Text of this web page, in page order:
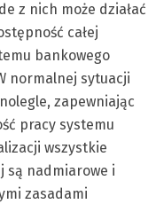
z nich może działać
całej
bankowego
normalnej sytuacji
zapewniając
pracy systemu
wszystkie
nadmiarowe i
zasadami